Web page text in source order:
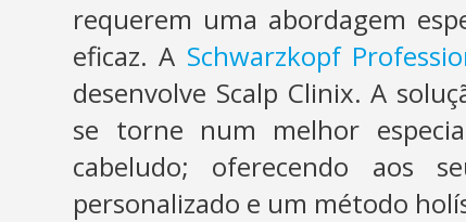
requerem uma abordagem
eficaz. A Schwarzkopf
desenvolve Scalp Clinix. A
se torne num melhor
cabeludo; oferecendo aos
personalizado e um método